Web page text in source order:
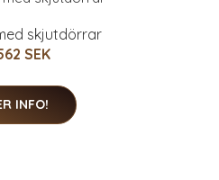
skjutdörrar
SEK
INFO!